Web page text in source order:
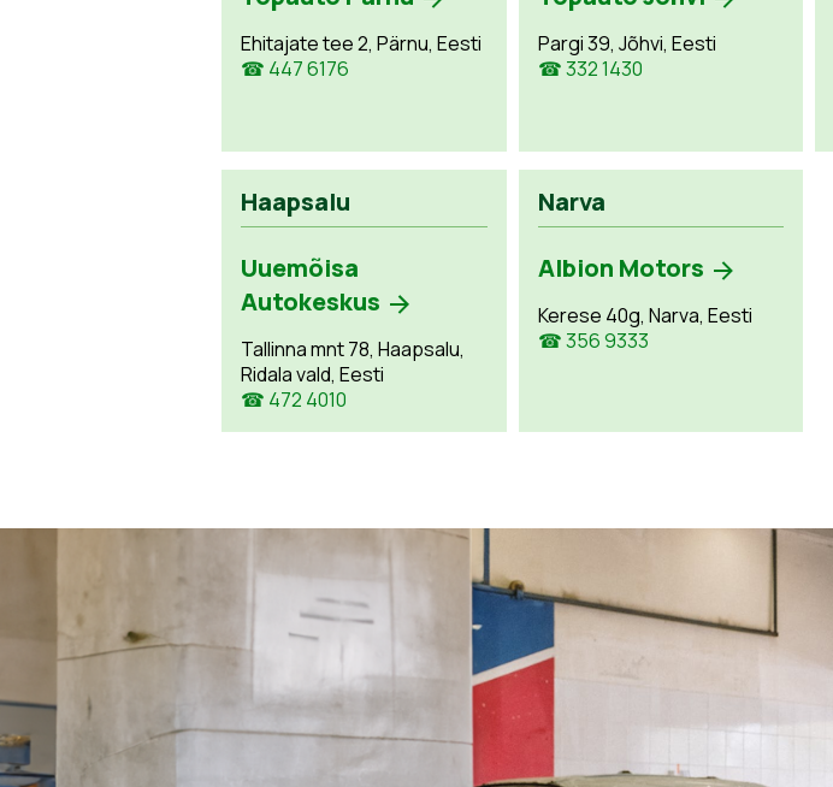
Ehitajate tee 2, Pärnu, Eesti
☎ 447 6176
Pargi 39, Jõhvi, Eesti
☎ 332 1430
Haapsalu
Uuemõisa
Autokeskus
Tallinna mnt 78, Haapsalu,
Ridala vald, Eesti
☎ 472 4010
Narva
Albion Motors
Kerese 40g, Narva, Eesti
☎ 356 9333